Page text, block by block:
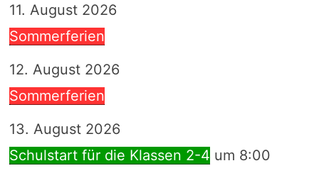
11. August 2026
Sommerferien
12. August 2026
Sommerferien
13. August 2026
Schulstart für die Klassen 2-4 um 8:00